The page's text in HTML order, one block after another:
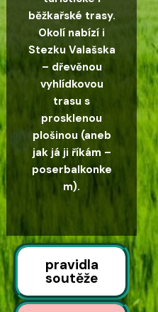
běžkařské trasy.
Okolí nabízí i
Stezku Valašska
– dřevěnou
vyhlídkovou
trasu s
prosklenou
plošinou (aneb
jak já ji říkám –
poserbalkonke
m).
pravidla
soutěže